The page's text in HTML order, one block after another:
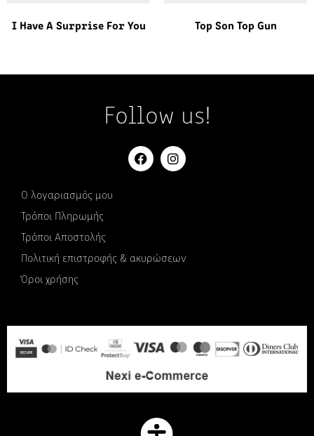
I Have A Surprise For You Top Son Top Gun
Follow us!
Ο λογαριασμός μου
Τρόποι Πληρωμής
Τρόποι Αποστολής
Πολιτική επιστροφής & ακυρώσεων
Όροι χρήσης